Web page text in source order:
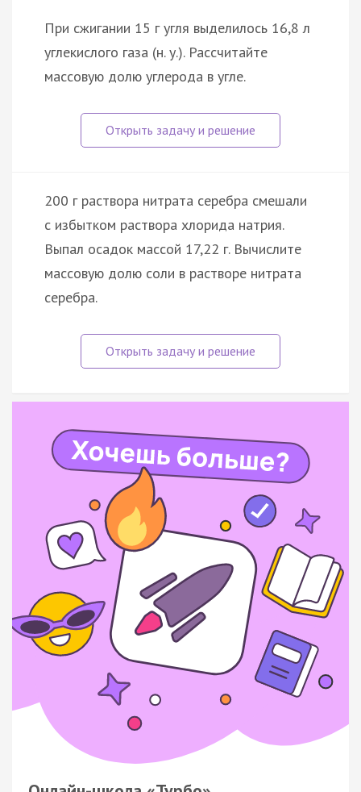
При сжигании 15 г угля выделилось 16,8 л
углекислого газа (н. у.). Рассчитайте
массовую долю углерода в угле.
200 г раствора нитрата серебра смешали
с избытком раствора хлорида натрия.
Выпал осадок массой 17,22 г. Вычислите
массовую долю соли в растворе нитрата
серебра.